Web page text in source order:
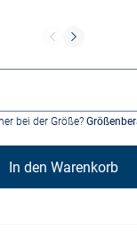
bei der Größe?
In den Warenkorb